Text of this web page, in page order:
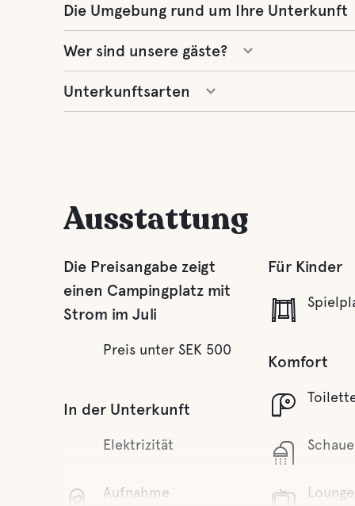
Die Umgebung rund um Ihre Unterkunft
Wer sind unsere gäste?
Unterkunftsarten
Ausstattung
Die Preisangabe zeigt
einen Campingplatz mit
Strom im Juli
Preis unter SEK 500
In der Unterkunft
Elektrizität
Aufnahme
Für Kinder
Komfort